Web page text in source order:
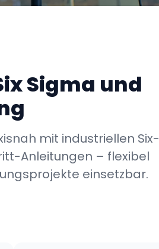
Sigma und
mit industriellen Six-
Anleitungen – flexibel
einsetzbar.